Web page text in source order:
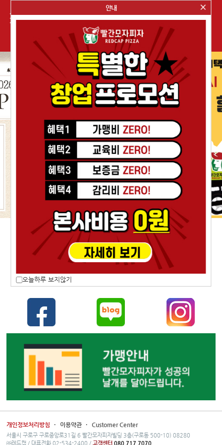
안내
오늘하루 보지않기
매장찾기 브랜드스토리
개인정보처리방침 · 이용약관 · Customer Center
서울시 구로구 구로중앙로31길 6 빨간모자피자빌딩 3층(구로동 500-10) 08280
㈜레드캡 / 대표전화 02-534-2400 /고객센터 080.717.7070